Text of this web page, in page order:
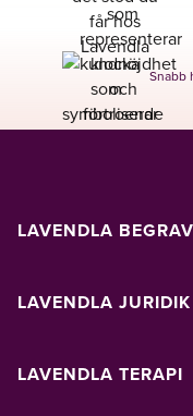
Snabb
LAVENDLA
LAVENDLA JURIDIK
LAVENDLA TERAPI